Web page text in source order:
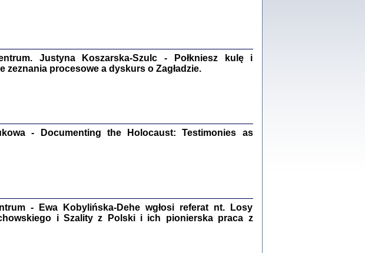
oprac. Aleksandra Bańkowska, wstęp Jacek Leociak
Warszawa 2021
Studia i Materiały
nr 17, R. 2021
NIE WIEMY CO PRZYNIESIE NAM KOLEJNA GODZINA ...
Dziennik pisany w ukryciu w latach 1943-1944
Justyna Koszarska-Szulc - Połkniesz kulę i
zeznania procesowe a dyskurs o Zagładzie.
- Documenting the Holocaust: Testimonies as
- Ewa Kobylińska-Dehe wgłosi referat nt. Losy
i Szality z Polski i ich pionierska praca z